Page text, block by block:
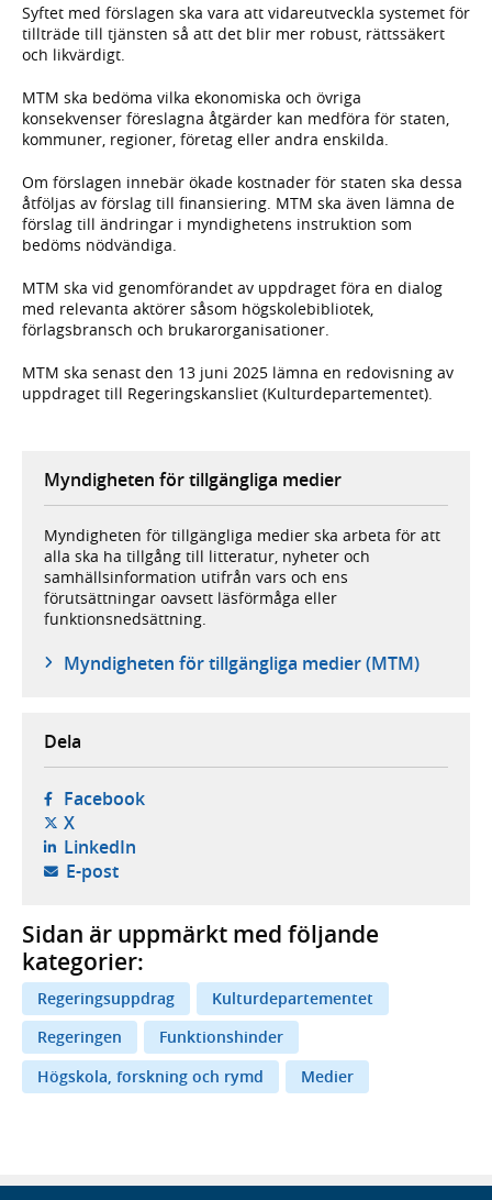
Syftet med förslagen ska vara att vidareutveckla systemet för
tillträde till tjänsten så att det blir mer robust, rättssäkert
och likvärdigt.
MTM ska bedöma vilka ekonomiska och övriga
konsekvenser föreslagna åtgärder kan medföra för staten,
kommuner, regioner, företag eller andra enskilda.
Om förslagen innebär ökade kostnader för staten ska dessa
åtföljas av förslag till finansiering. MTM ska även lämna de
förslag till ändringar i myndighetens instruktion som
bedöms nödvändiga.
MTM ska vid genomförandet av uppdraget föra en dialog
med relevanta aktörer såsom högskolebibliotek,
förlagsbransch och brukarorganisationer.
MTM ska senast den 13 juni 2025 lämna en redovisning av
uppdraget till Regeringskansliet (Kulturdepartementet).
Myndigheten för tillgängliga medier
Myndigheten för tillgängliga medier ska arbeta för att
alla ska ha tillgång till litteratur, nyheter och
samhällsinformation utifrån vars och ens
förutsättningar oavsett läsförmåga eller
funktionsnedsättning.
Myndigheten för tillgängliga medier (MTM)
Dela
Facebook- öppnas i ny flik, extern webbplats,
X- öppnas i ny flik, extern webbplats,
LinkedIn- öppnas i ny flik, extern webbplats,
E-post- öppnar din e-postklient,
Sidan är uppmärkt med följande
kategorier:
Regeringsuppdrag
Kulturdepartementet
Regeringen
Funktionshinder
Högskola, forskning och rymd
Medier